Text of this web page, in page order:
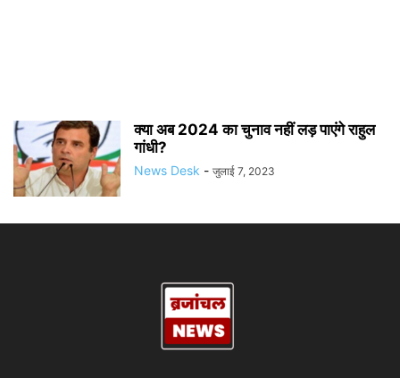
क्या अब 2024 का चुनाव नहीं लड़ पाएंगे राहुल
गांधी?
News Desk - जुलाई 7, 2023